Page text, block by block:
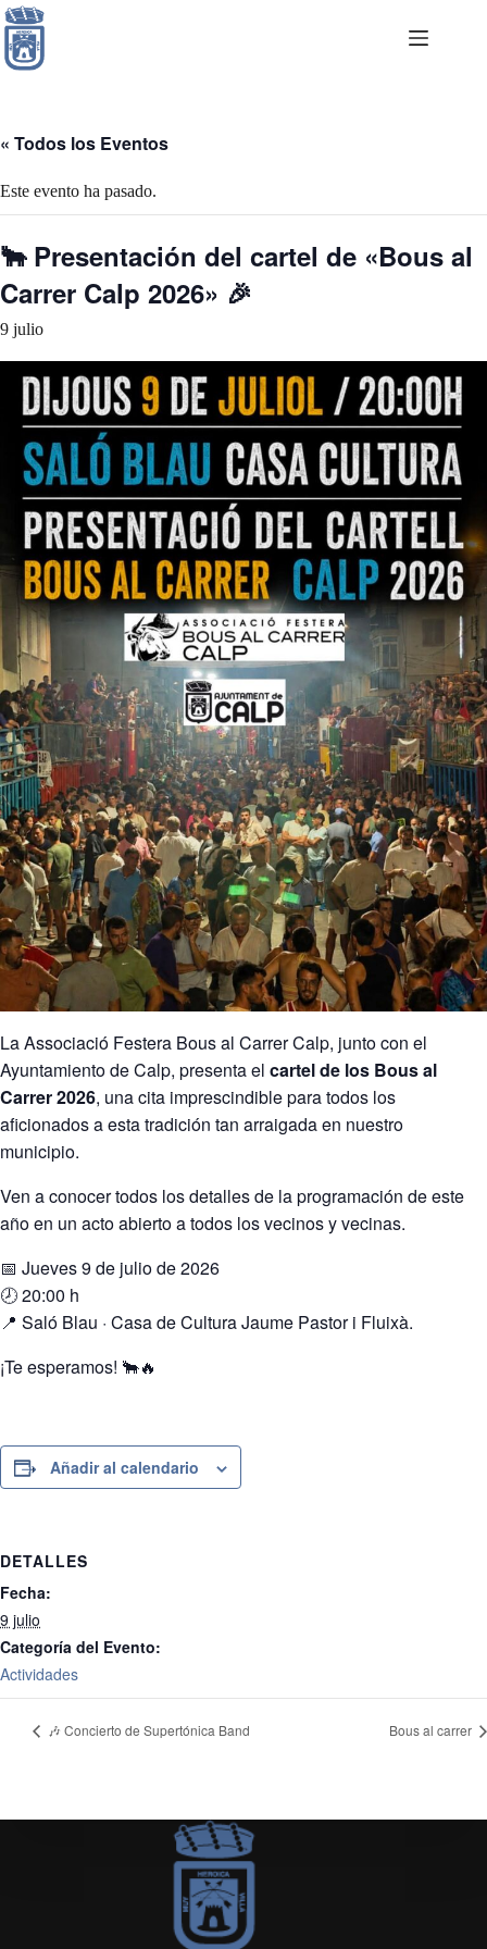
Saltar
al
contenido
« Todos los Eventos
Este evento ha pasado.
🐂 Presentación del cartel de «Bous al
Carrer Calp 2026» 🎉
9 julio
La Associació Festera Bous al Carrer Calp, junto con el
Ayuntamiento de Calp, presenta el cartel de los Bous al
Carrer 2026, una cita imprescindible para todos los
aficionados a esta tradición tan arraigada en nuestro
municipio.
Ven a conocer todos los detalles de la programación de este
año en un acto abierto a todos los vecinos y vecinas.
📅 Jueves 9 de julio de 2026
🕗 20:00 h
📍 Saló Blau · Casa de Cultura Jaume Pastor i Fluixà.
¡Te esperamos! 🐂🔥
Añadir al calendario
DETALLES
Fecha:
9 julio
Categoría del Evento:
Actividades
🎶 Concierto de Supertónica Band Bous al carrer